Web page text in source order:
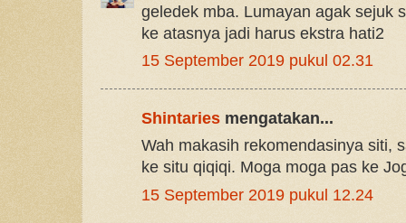
geledek mba. Lumayan agak sejuk
ke atasnya jadi harus ekstra hati2
15 September 2019 pukul 02.31
Shintaries mengatakan...
Wah makasih rekomendasinya siti,
ke situ qiqiqi. Moga moga pas ke
15 September 2019 pukul 12.24